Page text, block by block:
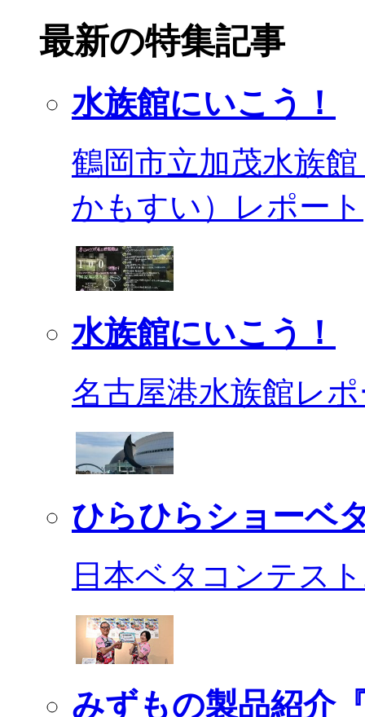
最新の特集記事
水族館にいこう！
鶴岡市立加茂水族
かもすい）レポート
水族館にいこう！
名古屋港水族館レ
ひらひらショーベ
日本ベタコンテス
みずもの製品紹介